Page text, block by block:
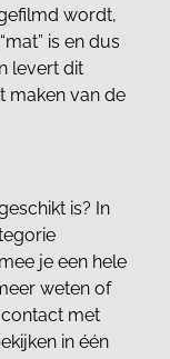
wordt,
is en dus
levert dit
maken van de
is? In
je een hele
weten of
met
in één